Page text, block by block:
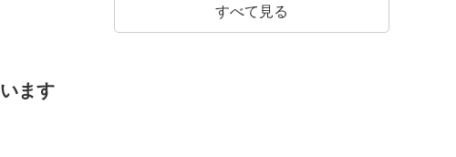
すべて見る
ます